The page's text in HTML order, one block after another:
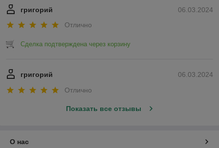
06.03.2024
григорий
Отлично
Сделка подтверждена через корзину
06.03.2024
григорий
Отлично
Показать все отзывы
О нас